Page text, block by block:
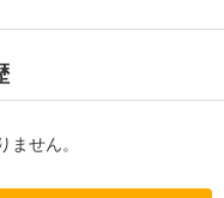
せん。